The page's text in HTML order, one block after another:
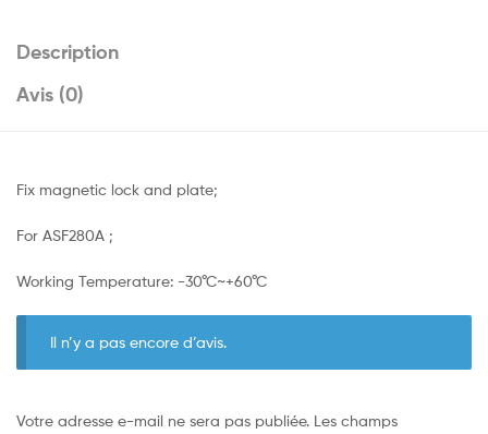
Description
Avis (0)
Fix magnetic lock and plate;
For ASF280A ;
Working Temperature: -30°C~+60°C
Il n’y a pas encore d’avis.
Votre adresse e-mail ne sera pas publiée. Les champs